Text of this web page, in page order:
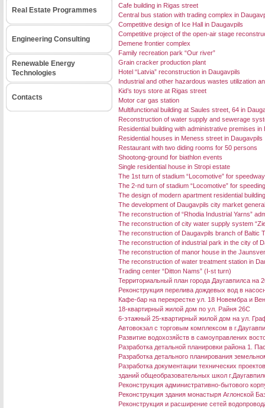
Real Estate Programmes
Engineering Consulting
Renewable Energy
Technologies
Contacts
Cafe building in Rigas street
Central bus station with trading complex in
Competitive design of Ice Hall in Daugavpils
Competitive project of the open-air stage
Demene frontier complex
Family recreation park “Our river”
Grain cracker production plant
Hotel “Latvia” reconstruction in Daugavpils
Industrial and other hazardous wastes utilization
Kid’s toys store at Rigas street
Motor car gas station
Multifunctional building at Saules street, 64 in
Reconstruction of water supply and sewerage
Residential building with administrative premises in
Residential houses in Meness street in Daugavpils
Restaurant with two diding rooms for 50 persons
Shootong-ground for biathlon events
Single residential house in Stropi estate
The 1st turn of stadium “Locomotive” for
The 2-nd turn of stadium “Locomotive” for
The design of modern apartment residential building
The development of Daugavpils city market
The reconstruction of “Rhodia Industrial Yarns”
The reconstruction of city water supply system
The reconstruction of Daugavpils branch of Baltic
The reconstruction of industrial park in the city of
The reconstruction of manor house in the
The reconstruction of water treatment station in
Trading center “Ditton Nams” (I-st turn)
Территориальный план города Даугавпилса на
Реконструкция перелива дождевых вод в
Кафе-бар на перекрестке ул. 18 Новембра и
18-квартирный жилой дом по ул. Райня 26C
6-этажный 25-квартирный жилой дом на ул.
Aвтовокзал с торговым комплексом в
Развитие водохозяйств в самоуправлених
Разработка детальной планировки района 1.
Разработка детального планирования
Разработка документации технических
зданий общеобразовательных школ
Реконструкция административно-бытового
Реконструкция здания монастыря Аглонской
Реконструкция и расширение сетей